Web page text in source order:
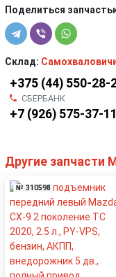
Поделиться
Склад:
+375 (44) 550-28-
СБЕРБАНК
+7 (926) 575-37-11
Другие запчасти
№ 310598